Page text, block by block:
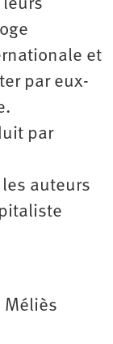
leurs
et
par eux-
par
auteurs
Méliès